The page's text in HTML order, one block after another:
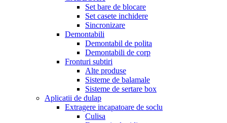
Set bare de blocare
Set casete inchidere
Sincronizare
Demontabili
Demontabil de polita
Demontabili de corp
Fronturi subtiri
Alte produse
Sisteme de balamale
Sisteme de sertare box
Aplicatii de dulap
Extragere incapatoare de soclu
Culisa